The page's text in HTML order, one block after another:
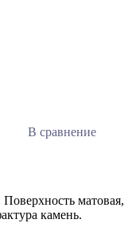
В сравнение
матовая,
камень.